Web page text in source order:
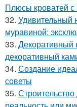
Плюсы кроватей
32. Удивительный
муравиной:
33. Декоративный
декоративный
34. Создание
советы
35.